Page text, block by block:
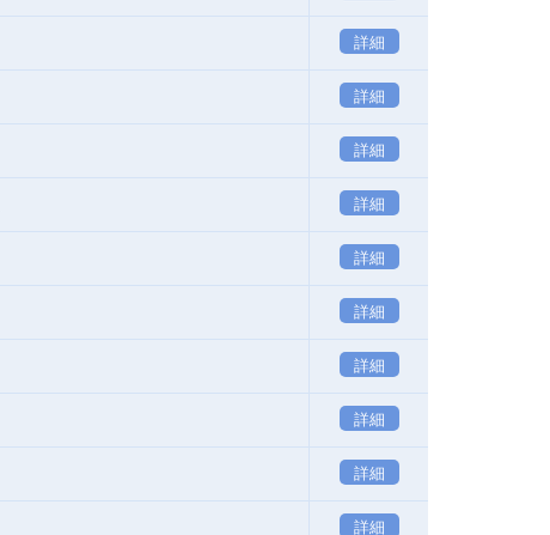
詳細
詳細
詳細
詳細
詳細
詳細
詳細
詳細
詳細
詳細